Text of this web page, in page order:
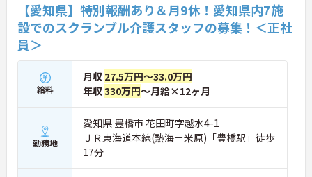
【愛知県】特別報酬あり＆月9休！愛知県内7施
設でのスクランブル介護スタッフの募集！＜正社
員＞
給料
月収 27.5万円～33.0万円
年収330万円～月給×12ヶ月
勤務地
愛知県 豊橋市 花田町字越水4-1
ＪＲ東海道本線(熱海－米原)「豊橋駅」徒歩
17分